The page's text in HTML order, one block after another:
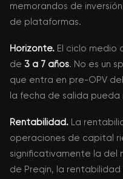
memorandos de
de plataformas.
Horizonte. El ciclo medio
de 3 a 7 años. No es un
que entra en pre-OPV
la fecha de salida pueda
Rentabilidad. La
operaciones de capital
significativamente la del
de Preqin, la